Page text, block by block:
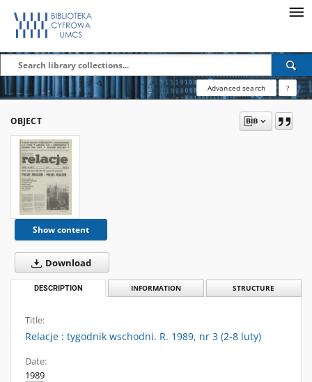
Advanced search ?
OBJECT
Show content
Download
DESCRIPTION INFORMATION STRUCTURE
Title:
Relacje : tygodnik wschodni. R. 1989, nr 3 (2-8 luty)
Date:
1989